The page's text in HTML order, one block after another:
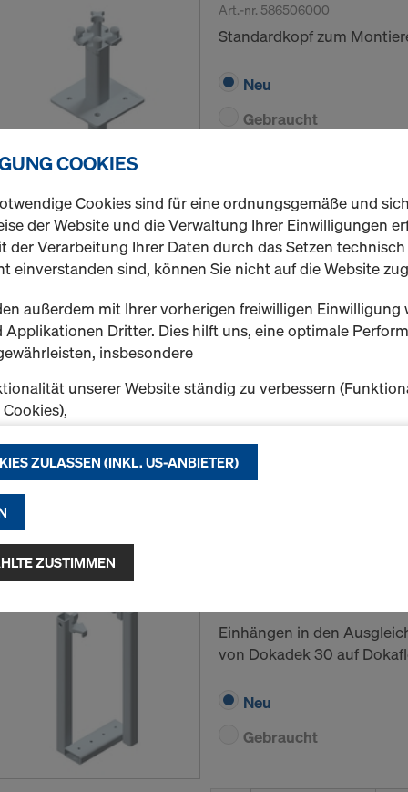
Art.-nr. 586506000
Standardkopf zum
Neu
Gebraucht
Menge
Dokadek-
Anpassen des Ausgleichs
Variante auswählen
Neu
Einhängen in den
von Dokadek 30 auf
Neu
Gebraucht
COOKIES
Cookies sind für eine ordnungsgemäße und
der Website und die Verwaltung Ihrer Einwilligungen
der Verarbeitung Ihrer Daten durch das Setzen
einverstanden sind, können Sie nicht auf die Website
außerdem mit Ihrer vorherigen freiwilligen Einwilligung
Applikationen Dritter. Dies hilft uns, eine optimale
insbesondere
unserer Website ständig zu verbessern
(Funktionale und Statistik-Cookies) oder
Werbung für Sie als User auf bestimmten Plattformen
Cookies).
"Alle Cookies zulassen (inkl. US-Anbieter)" klicken,
Verwendung aller Cookies zu. Indem Sie auf
stimmen Sie den von Ihnen mit den Checkboxen
Soweit die von Ihnen gewählten Einstellungen auch
Daten in Drittstaaten übermitteln, in denen kein
Art 46 DSGVO bestehen, erstreckt sich Ihre
das Risiko bestehen, dass Ihre derart übermittelten
Behörden in diesen Drittstaaten zu Kontroll- und
unterliegen und dagegen keine wirksamen
stehen. Sie können alle einwilligungspflichtigen
ZULASSEN (INKL. US-ANBIETER)
ZUSTIMMEN